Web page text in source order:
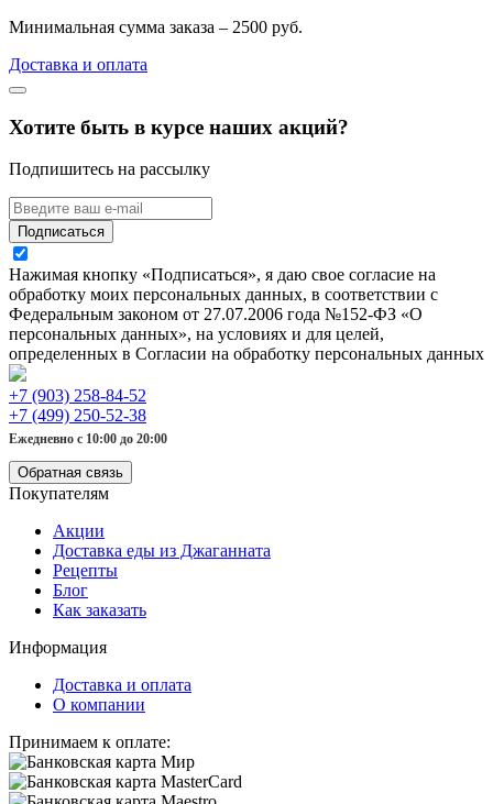
Минимальная сумма заказа – 2500 руб.
Доставка и оплата
Хотите быть в курсе наших акций?
Подпишитесь на рассылку
Подписаться
Нажимая кнопку «Подписаться», я даю свое согласие на
обработку моих персональных данных, в соответствии с
Федеральным законом от 27.07.2006 года №152-ФЗ «О
персональных данных», на условиях и для целей,
определенных в Согласии на обработку персональных данных
+7 (903) 258-84-52
+7 (499) 250-52-38
Ежедневно с 10:00 до 20:00
Обратная связь
Покупателям
Акции
Доставка еды из Джаганната
Рецепты
Блог
Как заказать
Информация
Доставка и оплата
О компании
Принимаем к оплате: